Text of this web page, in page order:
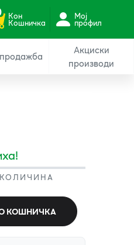
Кон
Кошничка
Мој
профил
Акциски
производи
КОШНИЧКА